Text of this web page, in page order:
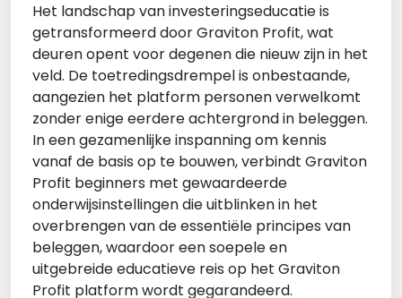
Het landschap van investeringseducatie is
getransformeerd door Graviton Profit, wat
deuren opent voor degenen die nieuw zijn in het
veld. De toetredingsdrempel is onbestaande,
aangezien het platform personen verwelkomt
zonder enige eerdere achtergrond in beleggen.
In een gezamenlijke inspanning om kennis
vanaf de basis op te bouwen, verbindt Graviton
Profit beginners met gewaardeerde
onderwijsinstellingen die uitblinken in het
overbrengen van de essentiële principes van
beleggen, waardoor een soepele en
uitgebreide educatieve reis op het Graviton
Profit platform wordt gegarandeerd.